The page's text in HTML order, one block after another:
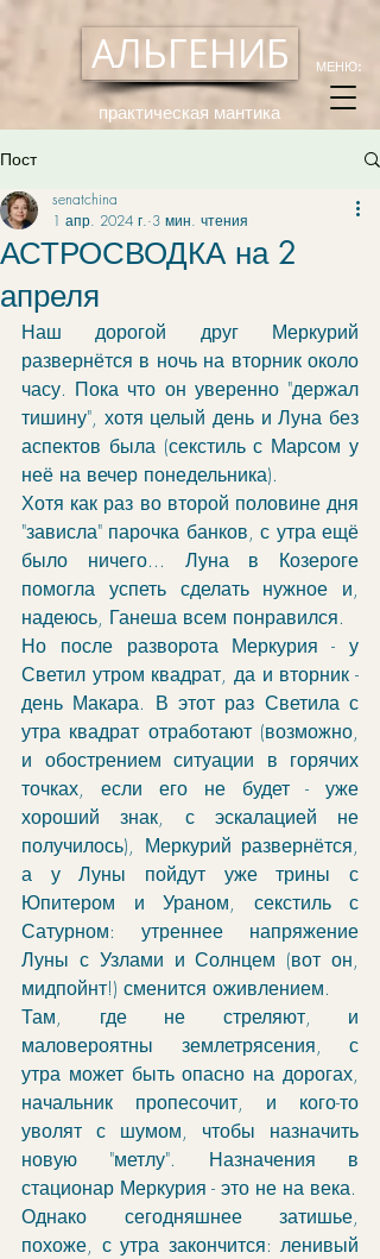
АЛЬГЕНИБ
практическая мантика
МЕНЮ:
Пост
АСТРОСВОДКА на 2
апреля
senatchina
1 апр. 2024 г. 3 мин. чтения
Наш дорогой друг Меркурий
развернётся в ночь на вторник около
часу. Пока что он уверенно "держал
тишину", хотя целый день и Луна без
аспектов была (секстиль с Марсом у
неё на вечер понедельника).
Хотя как раз во второй половине дня
"зависла" парочка банков, с утра ещё
было ничего... Луна в Козероге
помогла успеть сделать нужное и,
надеюсь, Ганеша всем понравился.
Но после разворота Меркурия - у
Светил утром квадрат, да и вторник -
день Макара. В этот раз Светила с
утра квадрат отработают (возможно,
и обострением ситуации в горячих
точках, если его не будет - уже
хороший знак, с эскалацией не
получилось), Меркурий развернётся,
а у Луны пойдут уже трины с
Юпитером и Ураном, секстиль с
Сатурном: утреннее напряжение
Луны с Узлами и Солнцем (вот он,
мидпойнт!) сменится оживлением.
Там, где не стреляют, и
маловероятны землетрясения, с
утра может быть опасно на дорогах,
начальник пропесочит, и кого-то
уволят с шумом, чтобы назначить
новую "метлу". Назначения в
Однако сегодняшнее затишье,
похоже, с утра закончится: ленивый